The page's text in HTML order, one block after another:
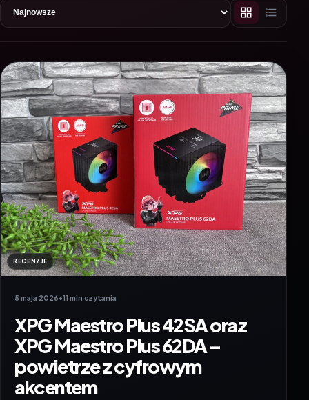
RECENZJE
5 maja 2026•11 min czytania
XPG Maestro Plus 42SA oraz
XPG Maestro Plus 62DA –
powietrze z cyfrowym
akcentem